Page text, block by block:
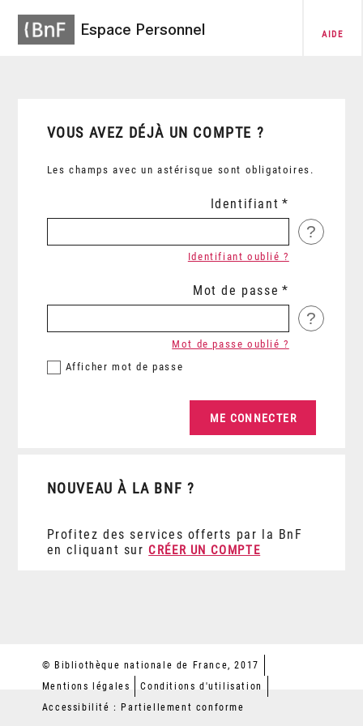
Espace Personnel AIDE
VOUS AVEZ DÉJÀ UN COMPTE ?
Les champs avec un astérisque sont obligatoires.
Identifiant
?
Identifiant oublié ?
Mot de passe
?
Afficher mot de passe
Mot de passe oublié ?
NOUVEAU À LA BNF ?
Profitez des services offerts par la BnF
en cliquant sur CRÉER UN COMPTE
© Bibliothèque nationale de France, 2017
Mentions légales
Conditions d'utilisation
Accessibilité : Partiellement conforme